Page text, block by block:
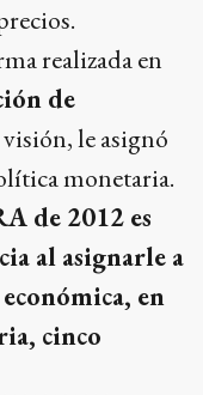
realizada en
de
le asignó
monetaria.
de 2012 es
al asignarle a
en
cinco